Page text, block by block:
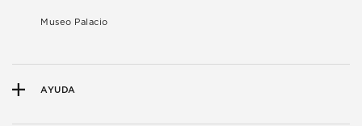
Museo Palacio
AYUDA